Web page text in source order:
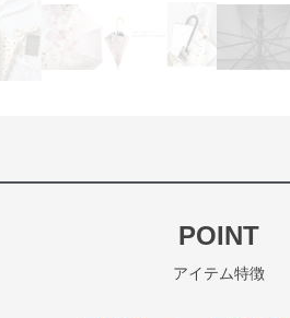
POINT
アイテム特徴